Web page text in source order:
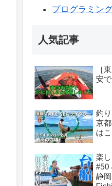
プログラミン
人気記事
［
安
釣
京
は
楽
#50
静